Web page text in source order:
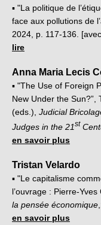
▪ "La politique de
face aux pollutions de
2024, p. 117-136.
lire
Anna Maria Lecis
▪ "The Use of Foreign
New Under the
(eds.), Judicial
Judges in the 21st
en savoir plus
Tristan Velardo
▪ "Le capitalisme
l’ouvrage : Pierre-Yves
la pensée économique
en savoir plus